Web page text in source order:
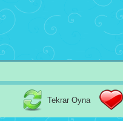
Tekrar Oyna